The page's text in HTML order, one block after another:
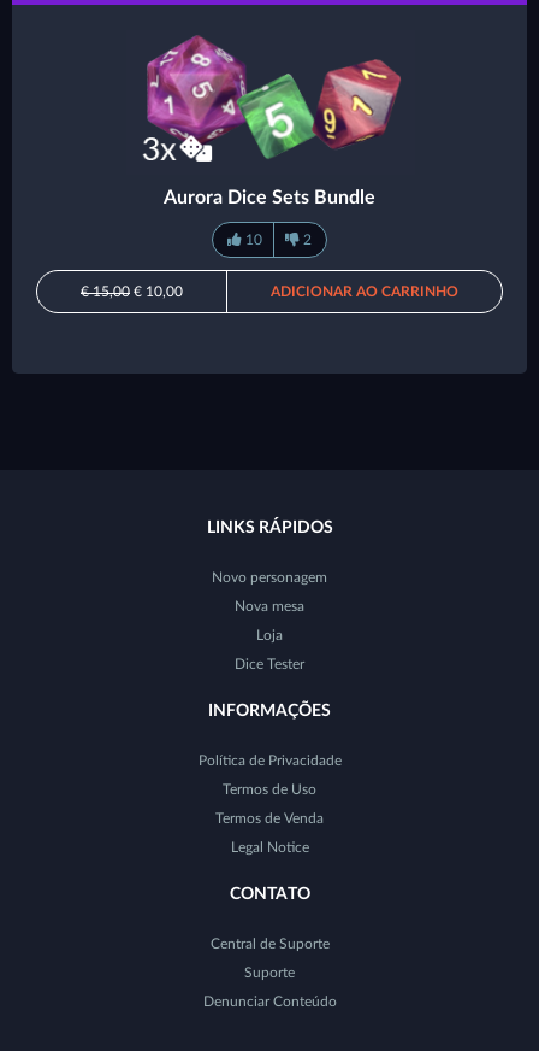
Aurora Dice Sets Bundle
10 2
€ 15,00 € 10,00 ADICIONAR AO CARRINHO
LINKS RÁPIDOS
Novo personagem
Nova mesa
Loja
Dice Tester
INFORMAÇÕES
Política de Privacidade
Termos de Uso
Termos de Venda
Legal Notice
CONTATO
Central de Suporte
Suporte
Denunciar Conteúdo